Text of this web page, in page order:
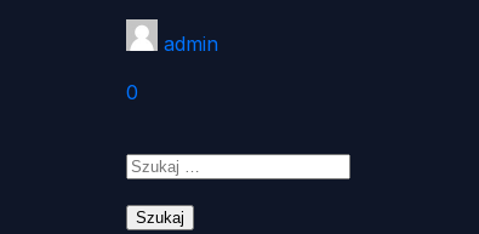
admin
0